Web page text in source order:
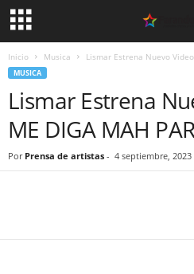
Inicio Musica Lismar Estrena Nuevo Video
MUSICA
Lismar Estrena
ME DIGA MAH
Por Prensa de artistas - 4 septiembre, 2023